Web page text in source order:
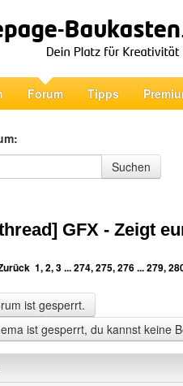
Forum Tipps
Suchen
GFX - Zeigt
1,2,3...274,275,276...279,
ist gesperrt.
ist gesperrt, du kannst keine